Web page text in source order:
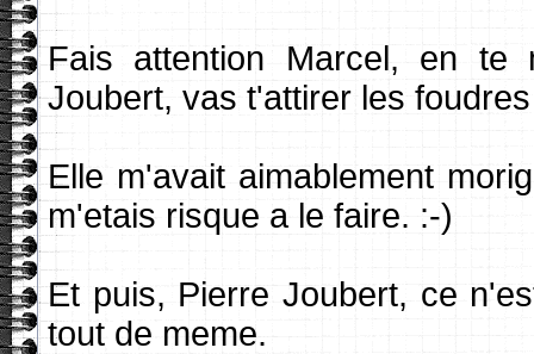
Fais attention Marcel, en te
Joubert, vas t'attirer les
Elle m'avait aimablement
m'etais risque a le faire. :-)
Et puis, Pierre Joubert, ce
tout de meme.